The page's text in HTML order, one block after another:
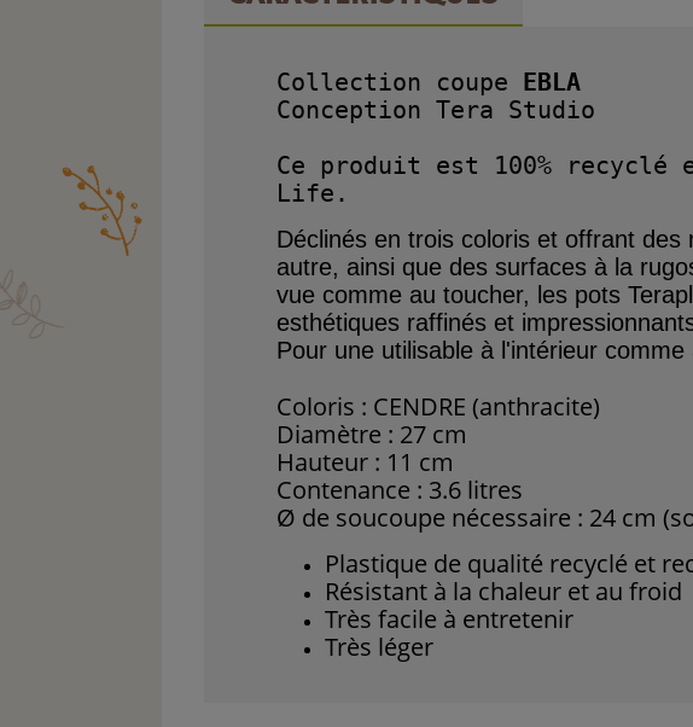
Collection coupe EBLA
Conception Tera Studio
Ce produit est 100%
Déclinés en trois coloris et offrant des
autre, ainsi que dessurfaces à la
vue comme au toucher, les pots
esthétiques raffinés et
Pour une utilisable à l'intérieur comme
Coloris : CENDRE (anthracite)
Diamètre : 27 cm
Hauteur : 11 cm
Contenance : 3.6 litres
Ø de soucoupe nécessaire : 24 cm
Plastique de qualité recyclé et
Résistant à la chaleur et au froid
Très facile à entretenir
Très léger